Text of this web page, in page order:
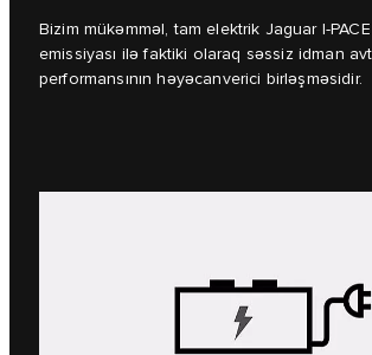
Bizim mükəmməl, tam elektrik Jaguar I‑PACE
emissiyası ilə faktiki olaraq səssiz idman
performansının həyəcanverici birləşməsidir.